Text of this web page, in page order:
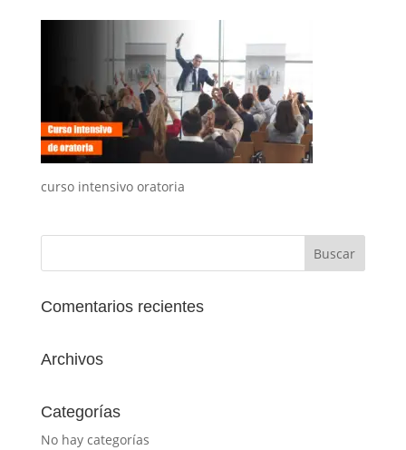
curso intensivo oratoria
Comentarios recientes
Archivos
Categorías
No hay categorías